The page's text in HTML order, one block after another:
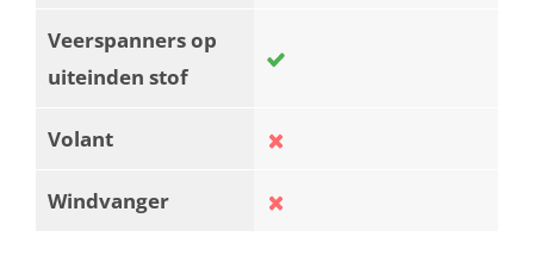
Veerspanners op
uiteinden stof
Volant
Windvanger